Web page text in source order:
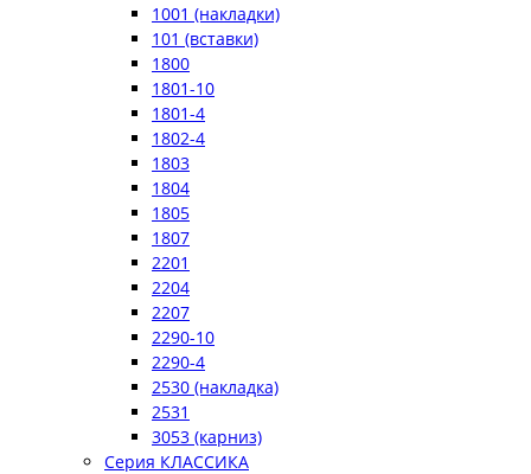
1001 (накладки)
101 (вставки)
1800
1801-10
1801-4
1802-4
1803
1804
1805
1807
2201
2204
2207
2290-10
2290-4
2530 (накладка)
2531
3053 (карниз)
Серия КЛАССИКА